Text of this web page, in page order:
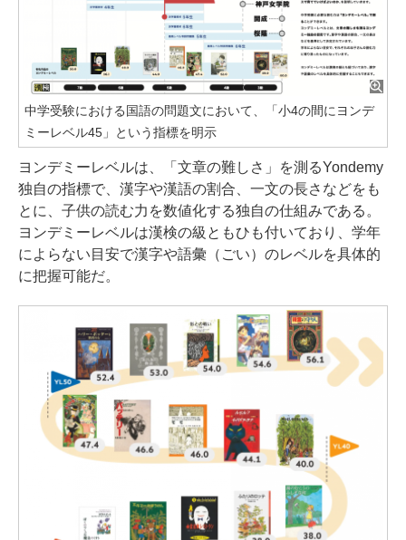
中学受験における国語の問題文において、「小4の間にヨンデ
ミーレベル45」という指標を明示
ヨンデミーレベルは、「文章の難しさ」を測るYondemy
独自の指標で、漢字や漢語の割合、一文の長さなどをも
とに、子供の読む力を数値化する独自の仕組みである。
ヨンデミーレベルは漢検の級ともひも付いており、学年
によらない目安で漢字や語彙（ごい）のレベルを具体的
に把握可能だ。